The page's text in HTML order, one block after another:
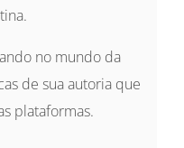
no mundo da
de sua autoria que
plataformas.